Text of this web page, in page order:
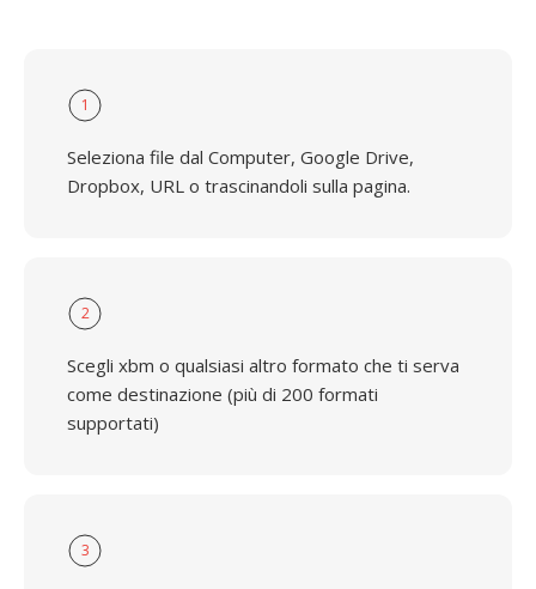
1
Seleziona file dal Computer, Google Drive,
Dropbox, URL o trascinandoli sulla pagina.
2
Scegli xbm o qualsiasi altro formato che ti serva
come destinazione (più di 200 formati
supportati)
3